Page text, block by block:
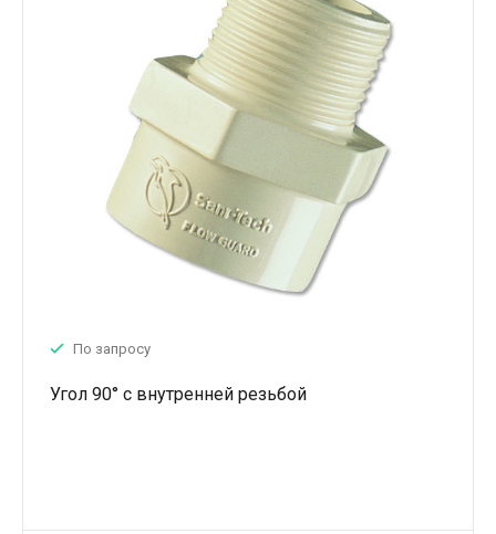
По запросу
Угол 90° с внутренней резьбой